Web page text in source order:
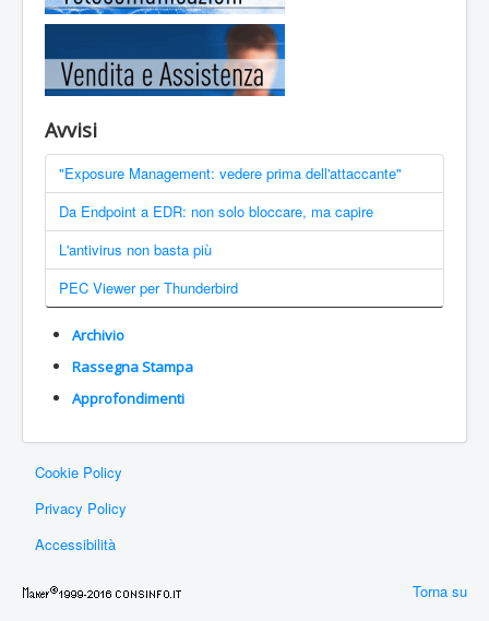
Avvisi
"Exposure Management: vedere prima dell'attaccante"
Da Endpoint a EDR: non solo bloccare, ma capire
L'antivirus non basta più
PEC Viewer per Thunderbird
Archivio
Rassegna Stampa
Approfondimenti
Cookie Policy
Privacy Policy
Accessibilità
Torna su